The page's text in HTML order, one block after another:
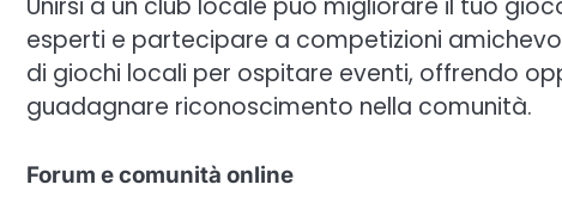
Unirsi a un club locale può migliorare il tuo
esperti e partecipare a competizioni
di giochi locali per ospitare eventi, offrendo
guadagnare riconoscimento nella comunità.
Forum e comunità online